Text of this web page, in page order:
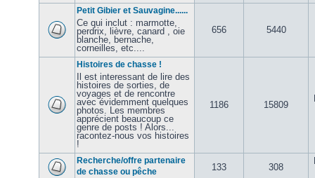
Petit Gibier et Sauvagine......
Ce qui inclut : marmotte,
perdrix, lièvre, canard , oie
blanche, bernache,
corneilles, etc....
656 5440
Histoires de chasse !
Il est interessant de lire des
histoires de sorties, de
voyages et de rencontre
avec évidemment quelques
photos. Les membres
apprécient beaucoup ce
genre de posts ! Alors...
racontez-nous vos histoires
!
1186 15809
Recherche/offre partenaire
de chasse ou pêche
133 308